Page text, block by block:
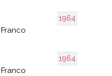
1964
1964